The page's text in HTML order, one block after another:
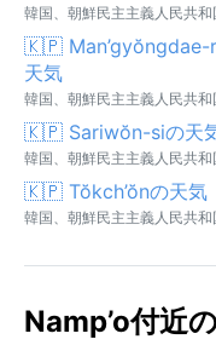
韓国、朝鮮民主主義人民共和
🇰🇵 Man’gyŏngdae-
天気
韓国、朝鮮民主主義人民共和
🇰🇵 Sariwŏn-siの天
韓国、朝鮮民主主義人民共和
🇰🇵 Tŏkch’ŏnの天気
韓国、朝鮮民主主義人民共和
Namp’o付近